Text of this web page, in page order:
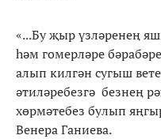
«...Бу җыр үзләренең
һәм гомерләре
алып килгән сугыш
әтиләребезгә безнең
хөрмәтебез булып
Венера Ганиева.